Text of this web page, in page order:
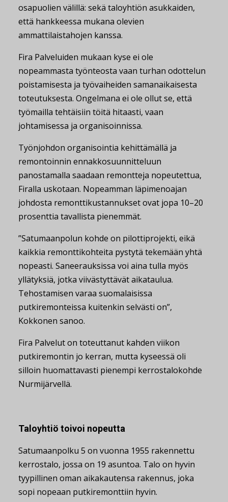
osapuolien välillä: sekä taloyhtiön asukkaiden,
että hankkeessa mukana olevien
ammattilaistahojen kanssa.
Fira Palveluiden mukaan kyse ei ole
nopeammasta työnteosta vaan turhan odottelun
poistamisesta ja työvaiheiden samanaikaisesta
toteutuksesta. Ongelmana ei ole ollut se, että
työmailla tehtäisiin töitä hitaasti, vaan
johtamisessa ja organisoinnissa.
Työnjohdon organisointia kehittämällä ja
remontoinnin ennakkosuunnitteluun
panostamalla saadaan remontteja nopeutettua,
Firalla uskotaan. Nopeamman läpimenoajan
johdosta remonttikustannukset ovat jopa 10–20
prosenttia tavallista pienemmät.
”Satumaanpolun kohde on pilottiprojekti, eikä
kaikkia remonttikohteita pystytä tekemään yhtä
nopeasti. Saneerauksissa voi aina tulla myös
yllätyksiä, jotka viivästyttävät aikataulua.
Tehostamisen varaa suomalaisissa
putkiremonteissa kuitenkin selvästi on”,
Kokkonen sanoo.
Fira Palvelut on toteuttanut kahden viikon
putkiremontin jo kerran, mutta kyseessä oli
silloin huomattavasti pienempi kerrostalokohde
Nurmijärvellä.
Taloyhtiö toivoi nopeutta
Satumaanpolku 5 on vuonna 1955 rakennettu
kerrostalo, jossa on 19 asuntoa. Talo on hyvin
tyypillinen oman aikakautensa rakennus, joka
sopi nopeaan putkiremonttiin hyvin.